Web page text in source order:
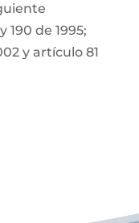
de 1995;
y artículo 81